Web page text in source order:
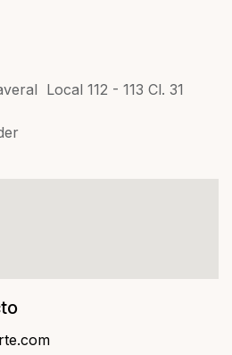
Local 112 - 113 Cl. 31